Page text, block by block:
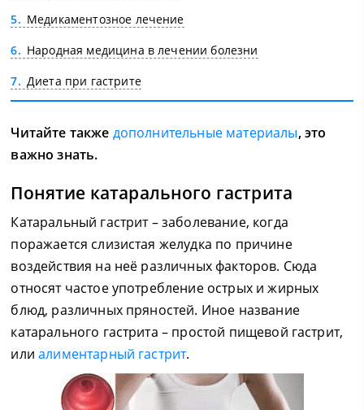
5
Медикаментозное лечение
6
Народная медицина в лечении болезни
7
Диета при гастрите
Читайте также дополнительные материалы, это
важно знать.
Понятие катарального гастрита
Катаральный гастрит – заболевание, когда
поражается слизистая желудка по причине
воздействия на неё различных факторов. Сюда
относят частое употребление острых и жирных
блюд, различных пряностей. Иное название
катарального гастрита – простой пищевой гастрит,
илиалиментарный гастрит.